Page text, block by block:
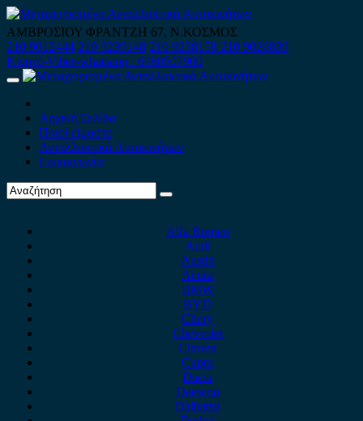
Skip
to
content
ΑΜΒΡΟΣΙΟΥ ΦΡΑΝΤΖΗ 67, Ν.ΚΟΣΜΟΣ
210 9012444 210 9239148 210 9238158 210 9026839
Κινητό-Viber-whatsapp : 6980507900
Primary
Αρχική Σελίδα
Ποιοί είμαστε
Ανταλλακτικά Αυτοκινήτων
Επικοινωνία
Alfa Romeo
Audi
Austin
Acura
BMW
BYD
Chery
Chevrolet
Citroen
Cupra
Dacia
Daewoo
Daihatsu